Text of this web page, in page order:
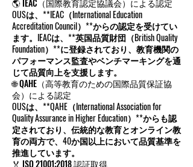
🌎 IEAC（国際教育認定協議会）による認定
OUSは、**IEAC（International Education
Accreditation Council）**からの認定を受けてい
ます。IEACは、**英国品質財団（British Quality
Foundation）**に登録されており、教育機関の
パフォーマンス監査やベンチマーキングを通
じて品質向上を支援します。
🌐 QAHE（高等教育のための国際品質保証協
会）による認定
OUSは、**QAHE（International Association for
Quality Assurance in Higher Education）**からも認
定されており、伝統的な教育とオンライン教
育の両方で、40か国以上において品質基準を
推進しています。
🏅 ISO 21001:2018 認証取得